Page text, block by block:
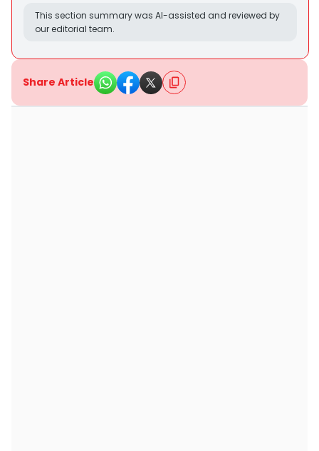
This section summary was AI-assisted and reviewed by
our editorial team.
Share Article